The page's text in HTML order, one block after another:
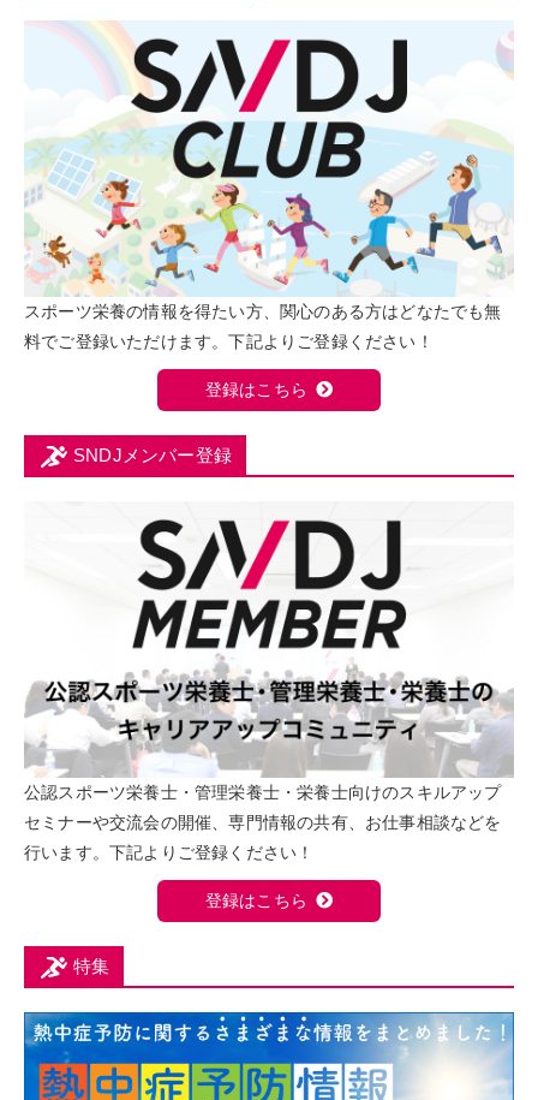
スポーツ栄養の情報を得たい方、関心のある方はどなたでも無
料でご登録いただけます。下記よりご登録ください！
登録はこちら
SNDJメンバー登録
公認スポーツ栄養士・管理栄養士・栄養士向けのスキルアップ
セミナーや交流会の開催、専門情報の共有、お仕事相談などを
行います。下記よりご登録ください！
登録はこちら
特集